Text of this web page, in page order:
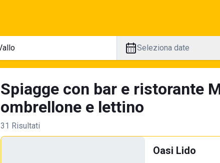
Seleziona date
Spiagge con bar e ristorante
ombrellone e lettino
31 Risultati
Oasi Lido